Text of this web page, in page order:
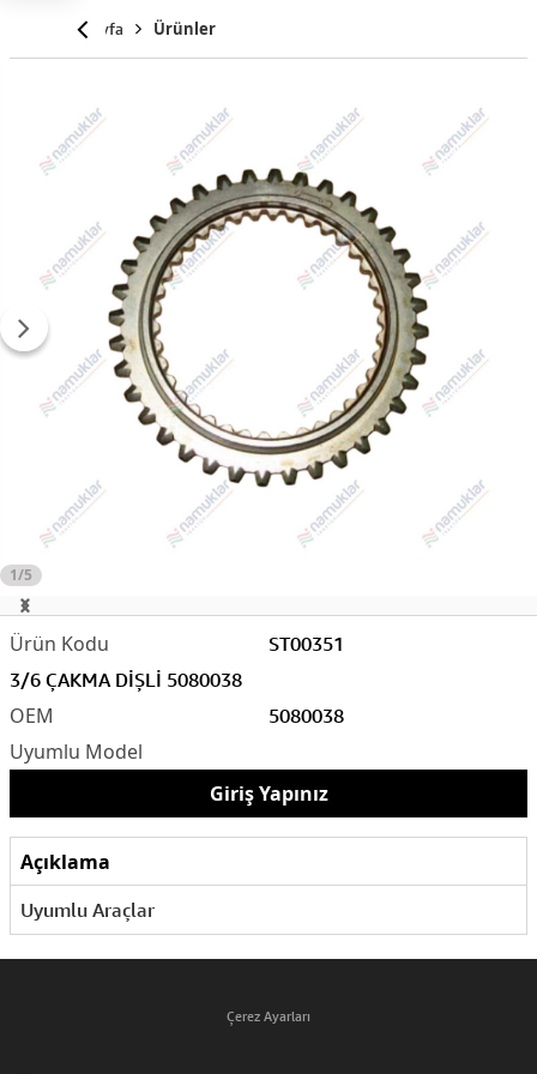
Anasayfa Ürünler
1/5
ST00351
5080038
3/6 ÇAKMA DİŞLİ 5080038
Giriş Yapınız
Açıklama
Uyumlu Araçlar
Çerez Ayarları